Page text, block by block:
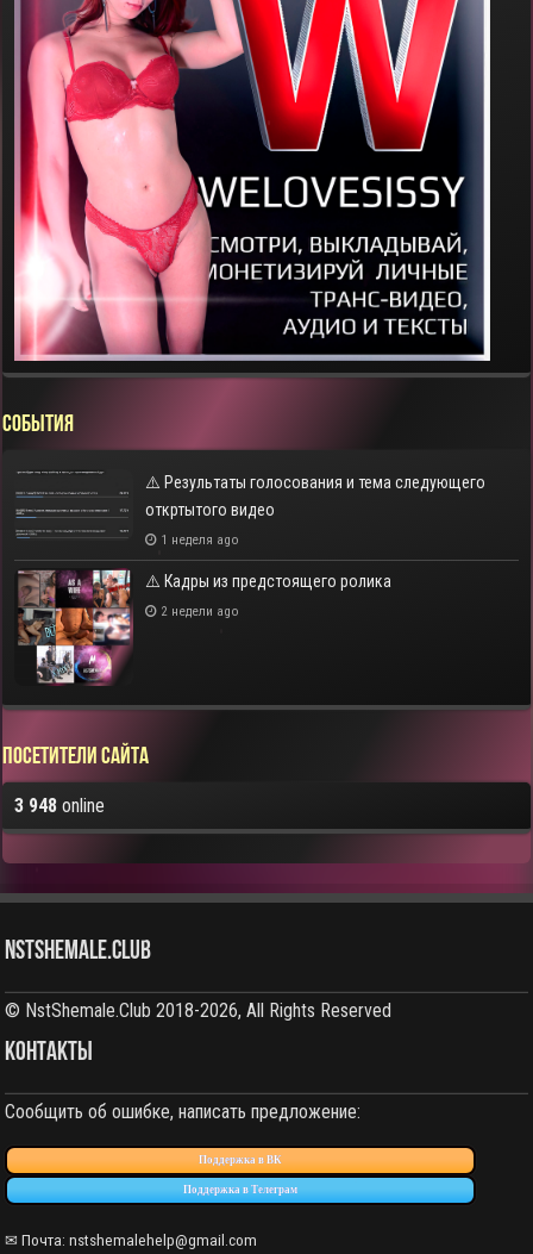
СОБЫТИЯ
⚠️ Результаты голосования и тема следующего
откртытого видео
1 неделя ago
⚠️ Кадры из предстоящего ролика
2 недели ago
Посетители сайта
3 948 online
NstShemale.Club
© NstShemale.Club 2018-2026, All Rights Reserved
КОНТАКТЫ
Сообщить об ошибке, написать предложение:
Поддержка в ВК
Поддержка в Телеграм
✉ Почта:nstshemalehelp@gmail.com